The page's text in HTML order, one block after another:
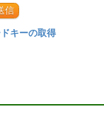
信
キーの取得